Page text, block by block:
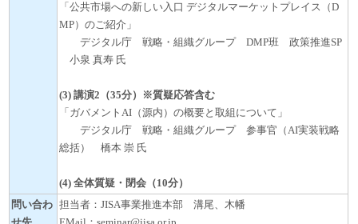
「公共市場への新しい入口 デジタルマーケットプレイス（D
MP）のご紹介」
デジタル庁 戦略・組織グループ DMP班 政策推進SP
小泉 真寿 氏
(3) 講演2（35分）※質疑応答含む
「ガバメントAI（源内）の概要と取組について」
デジタル庁 戦略・組織グループ 参事官（AI実装戦略
総括） 橋本 崇 氏
(4) 全体質疑・閉会（10分）
問い合わ 担当者：JISA事業推進本部 溝尾、木幡